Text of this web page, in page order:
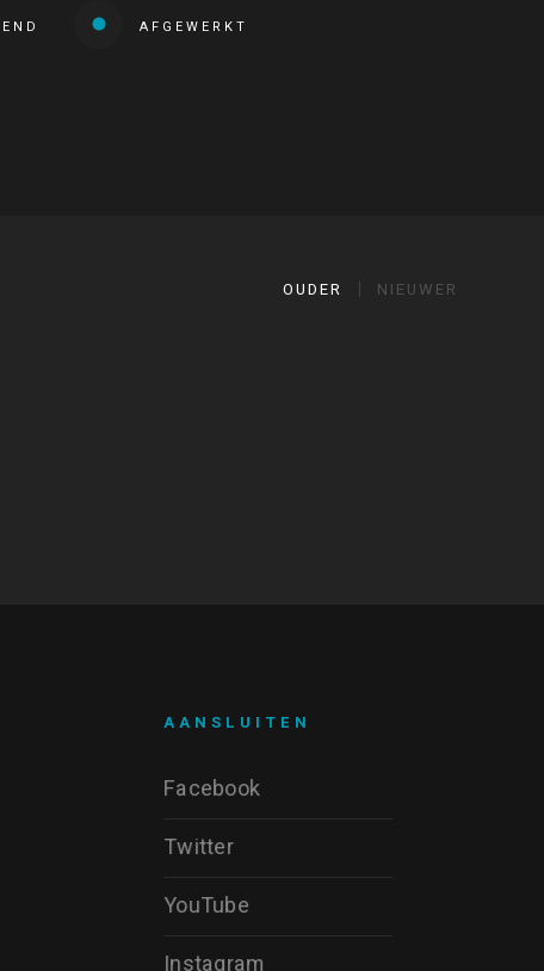
AFGEWERKT
OUDER NIEUWER
AANSLUITEN
Facebook
Twitter
YouTube
Instagram